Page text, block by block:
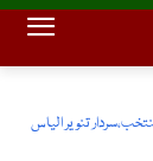
13ویں وزیراعظم منتخب،سردار تنویر الیاس